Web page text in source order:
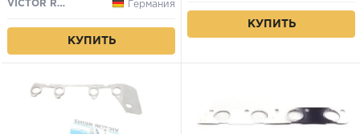
VICTOR REINZ
Германия
КУПИТЬ
КУПИТЬ